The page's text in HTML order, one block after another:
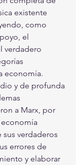
existente
como
el
verdadero
economía.
y de profunda
a Marx, por
verdaderos
errores de
y elaborar